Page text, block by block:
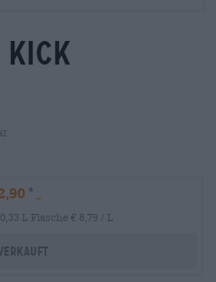
kick
0,33 L Flasche € 8,79 / L